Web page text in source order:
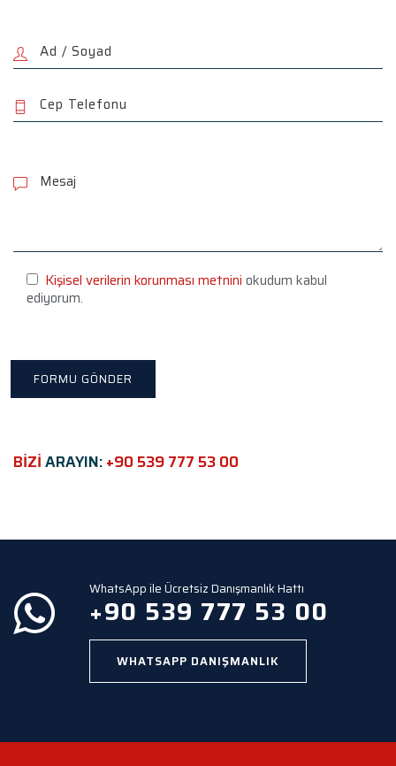
l
e
h
s
e
l
p
Kişisel verilerin korunması metnini okudum kabul
ediyorum.
BİZİARAYIN:+90 539 777 53 00
WhatsApp ile Ücretsiz Danışmanlık Hattı
+90 539 777 53 00
WHATSAPP DANIŞMANLIK